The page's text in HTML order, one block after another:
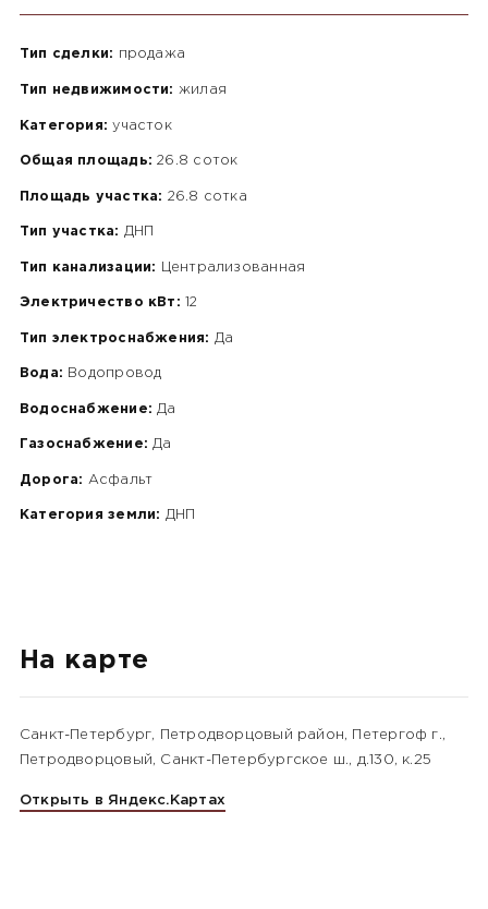
Тип сделки: продажа
Тип недвижимости: жилая
Категория: участок
Общая площадь: 26.8 соток
Площадь участка: 26.8 сотка
Тип участка: ДНП
Тип канализации: Централизованная
Электричество кВт: 12
Тип электроснабжения: Да
Вода: Водопровод
Водоснабжение: Да
Газоснабжение: Да
Дорога: Асфальт
Категория земли: ДНП
На карте
Санкт-Петербург, Петродворцовый район, Петергоф г.,
Петродворцовый, Санкт-Петербургское ш., д.130, к.25
Открыть в Яндекс.Картах